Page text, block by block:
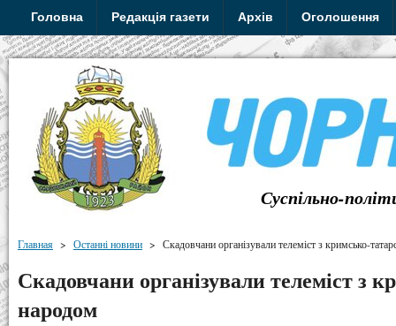
Головна Редакція газети Архів Оголошення
Суспільно-
Главная > Останні новини > Скадовчани організували телеміст з кримсько-
Скадовчани організували телеміст з
народом